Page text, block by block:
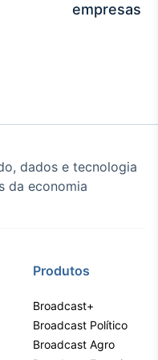
empresas
dados e tecnologia
da economia
Produtos
Broadcast+
Broadcast Político
Broadcast Agro